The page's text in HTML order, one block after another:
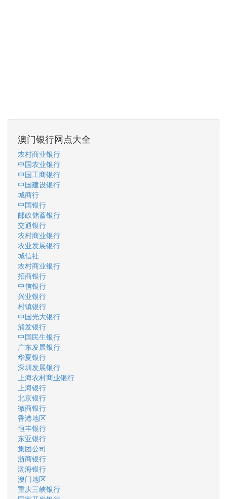
澳门银行网点大全
农村商业银行
中国农业银行
中国工商银行
中国建设银行
城商行
中国银行
邮政储蓄银行
交通银行
农村商业银行
农业发展银行
城信社
农村商业银行
招商银行
中信银行
兴业银行
村镇银行
中国光大银行
浦发银行
中国民生银行
广东发展银行
华夏银行
深圳发展银行
上海农村商业银行
上海银行
北京银行
徽商银行
香港地区
恒丰银行
东亚银行
集团公司
浙商银行
渤海银行
澳门地区
重庆三峡银行